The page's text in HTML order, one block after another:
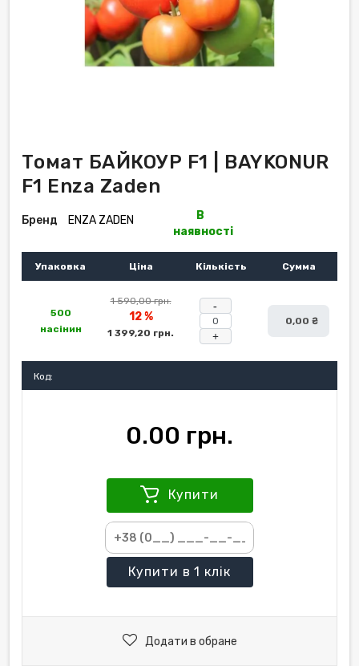
Томат БАЙКОУР F1 | BAYKONUR
F1 Enza Zaden
Бренд ENZA ZADEN
В
наявності
Упаковка Ціна Кількість Сумма
500
насінин
1 590,00 грн.
12 %
1 399,20 грн. +
0,00 ₴
Код:
0.00 грн.
Купити
Купити в 1 клік
Додати в обране